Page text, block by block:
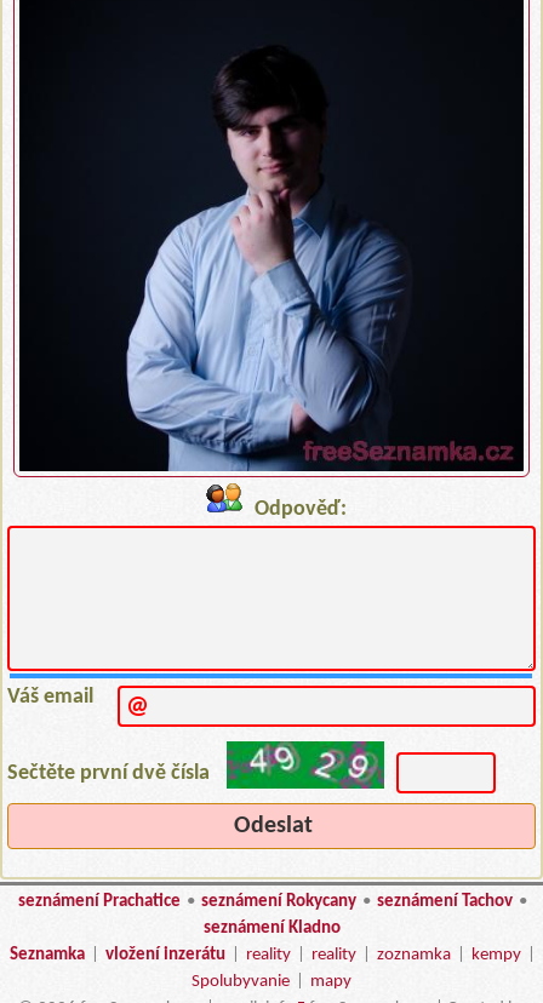
Odpověď:
Váš email
Sečtěte první dvě čísla
seznámení Prachatice • seznámení Rokycany • seznámení Tachov •
seznámení Kladno
Seznamka
vložení inzerátu reality reality zoznamka kempy
Spolubyvanie
mapy